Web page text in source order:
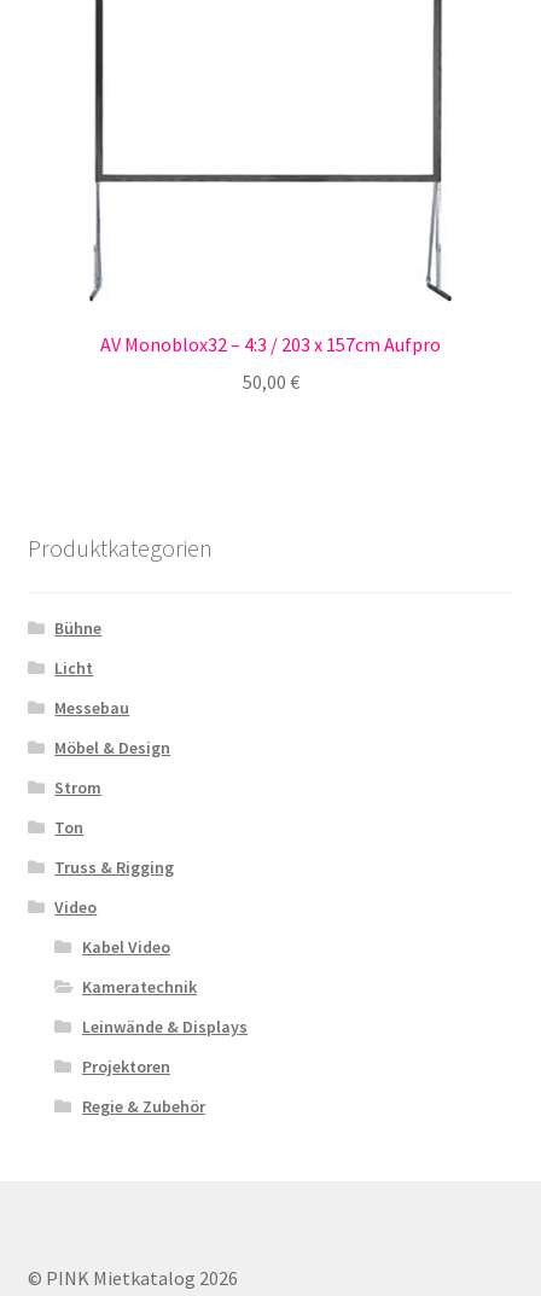
AV Monoblox32 – 4:3 / 203 x 157cm Aufpro
50,00 €
Produktkategorien
Bühne
Licht
Messebau
Möbel & Design
Strom
Ton
Truss & Rigging
Video
Kabel Video
Kameratechnik
Leinwände & Displays
Projektoren
Regie & Zubehör
© PINK Mietkatalog 2026